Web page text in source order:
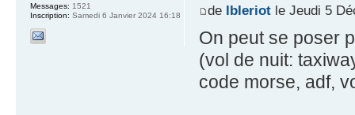
de lbleriotle Jeudi 5
On peut se poser
(vol de nuit:
code morse, adf,
Messages: 1521
Inscription: Samedi 6 Janvier 2024 16:18